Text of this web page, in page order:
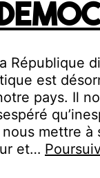
est
pays. Il
mettre à
et…